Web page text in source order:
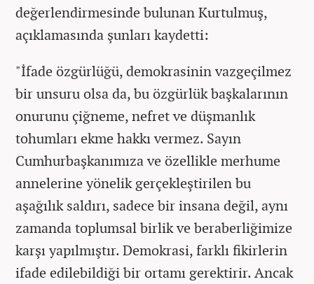
değerlendirmesinde bulunan Kurtulmuş,
açıklamasında şunları kaydetti:
"İfade özgürlüğü, demokrasinin vazgeçilmez
bir unsuru olsa da, bu özgürlük başkalarının
onurunu çiğneme, nefret ve düşmanlık
tohumları ekme hakkı vermez. Sayın
Cumhurbaşkanımıza ve özellikle merhume
annelerine yönelik gerçekleştirilen bu
aşağılık saldırı, sadece bir insana değil, aynı
zamanda toplumsal birlik ve beraberliğimize
karşı yapılmıştır. Demokrasi, farklı fikirlerin
ifade edilebildiği bir ortamı gerektirir. Ancak